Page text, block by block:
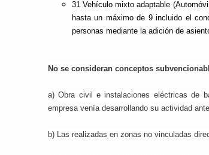
31 Vehículo mixto adaptable
hasta un máximo de 9 incluido el
personas mediante la adición de
No se consideran conceptos
a) Obra civil e instalaciones eléctricas de
empresa venía desarrollando su actividad
b) Las realizadas en zonas no vinculadas